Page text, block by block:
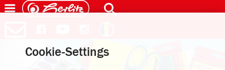
Cookie-Settings